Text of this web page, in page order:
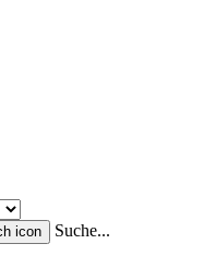
Suche...